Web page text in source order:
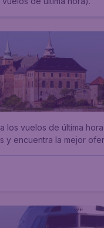
los vuelos de última
y encuentra la mejor